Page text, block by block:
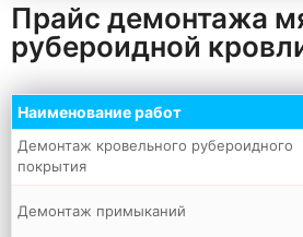
Прайс демонтажа
рубероидной
Наименование работ
Демонтаж кровельного рубероидного
покрытия
Демонтаж примыканий